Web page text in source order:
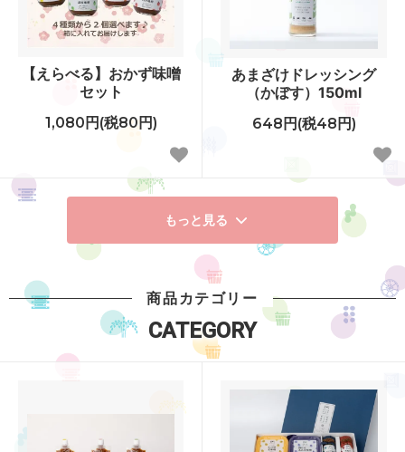
【えらべる】おかず味噌
セット
1,080円(税80円)
あまざけドレッシング
（かぼす）150ml
648円(税48円)
もっと見る
商品カテゴリー
CATEGORY